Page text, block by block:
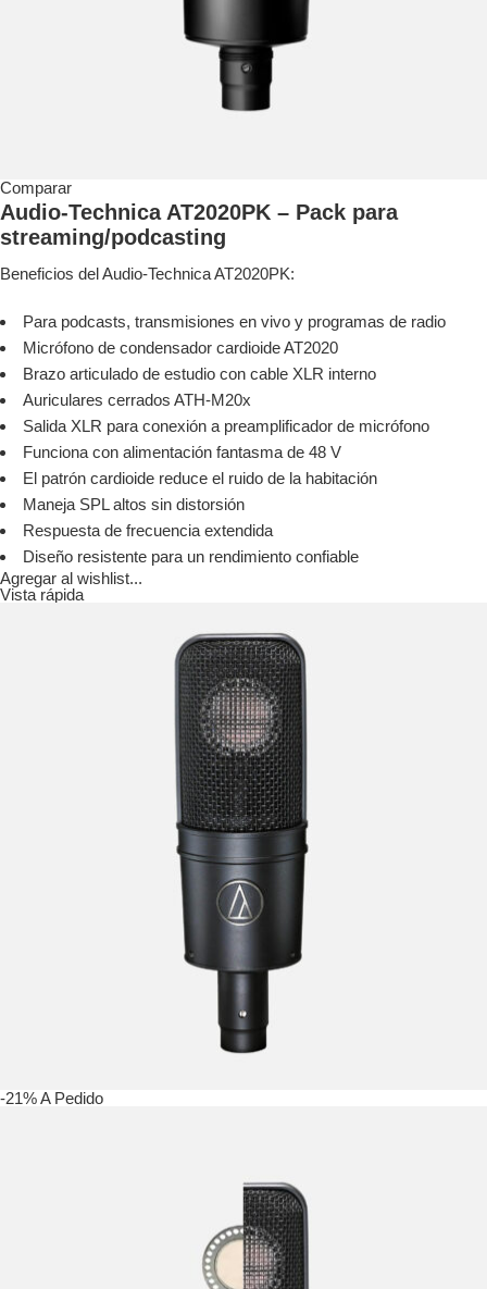
Comparar
Audio-Technica AT2020PK – Pack para
streaming/podcasting
Beneficios del Audio-Technica AT2020PK:
Para podcasts, transmisiones en vivo y programas de radio
Micrófono de condensador cardioide AT2020
Brazo articulado de estudio con cable XLR interno
Auriculares cerrados ATH-M20x
Salida XLR para conexión a preamplificador de micrófono
Funciona con alimentación fantasma de 48 V
El patrón cardioide reduce el ruido de la habitación
Maneja SPL altos sin distorsión
Respuesta de frecuencia extendida
Diseño resistente para un rendimiento confiable
Agregar al wishlist...
Vista rápida
-21%A Pedido